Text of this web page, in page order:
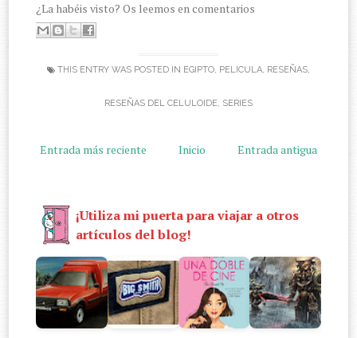
¿La habéis visto? Os leemos en comentarios
THIS ENTRY WAS POSTED IN EGIPTO, PELICULA, RESEÑAS,
RESEÑAS DEL CELULOIDE, SERIES
Entrada más reciente Entrada antigua
Inicio
¡Utiliza mi puerta para viajar a otros
artículos del blog!